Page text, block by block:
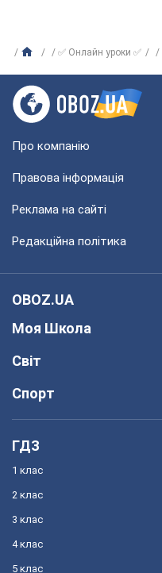
✅ Онлайн уроки ✅
Про компанію
Правова інформація
Реклама на сайті
Редакційна політика
OBOZ.UA
Моя Школа
Світ
Спорт
ГДЗ
1 клас
2 клас
3 клас
4 клас
5 клас